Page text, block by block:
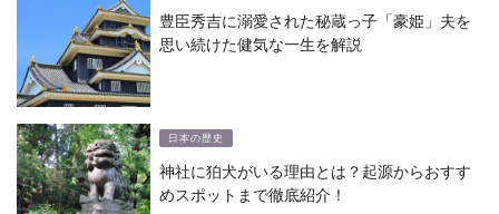
豊臣秀吉に溺愛された秘蔵っ子「豪姫」夫を
思い続けた健気な一生を解説
日本の歴史
神社に狛犬がいる理由とは？起源からおすす
めスポットまで徹底紹介！